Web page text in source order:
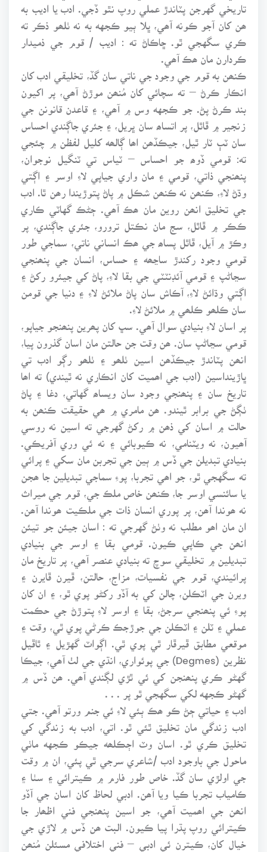
تاريخي گهرجن پٽاندڙ عملي روپ نٿو ڏجي. ادب يا اديب به
ھن کان آجو ڪونه آھي، ڀلا ٻيو ڪجهه به نه ٺلھو ذڪر ته
ڪري سگهجي ٿو. ڇاڪاڻ ته : اديب / قوم جي ذميدار
ڪردارن مان ھڪ آھي.
ڪنھن به قوم جي وجود جي ناتي سان گڏ، تخليقي ادب کان
انڪار ڪرڻ – ته سچائي کان مُنھن موڙڻ آھي، پر اکيون
بند ڪرڻ پڻ. جو ڪجهه وس ۾ آھي، ۽ قاعدن قانونن جي
زنجير ۾ ڦاٿل، پر اتساھ سان ڀريل، ۽ جئري جاڳندي احساس
سان ٽٻ ٽار ٿيل، جيڪڏھن اھا ڳالھه کليل لفظن ۾ چئجي
ته: قومي ڏوھ جو احساس – ٽياس تي ٽنگيل نوجوان،
پنھنجي ذاتي، قومي ۽ مان واري جياپي لاءِ اوسر ۽ اڳتي
وڌڻ لاءِ، ڪنھن نه ڪنھن شڪل ۾ پاڻ پتوڙيندا رھن ٿا. ادب
جي تخليق انھن روين مان ھڪ آھي. ڄڻڪ گهاٽي ڪاري
ڪڪر ۾ ڦاٿل، سج مان نڪتل ترورو، جئري جاڳندي، پر
وڪڙ ۾ آيل، ڦاٿل پساھ جي ھڪ انساني ناتي، سماجي طور
قومي وجود رکندڙ ساڃھه ۽ حساس، انسان جي پنھنجي
سڃاڻپ ۽ قومي آئڊنٽٽي جي بقا لاءِ، پاڻ کي جيئرو رکڻ ۽
اڳتي وڌائڻ لاءِ، آڪاش سان پاڻ ملائڻ لاءِ ۽ دنيا جي قومن
سان ڪلھو ڪلھي ۾ ملائڻ لاءِ.
پر اسان لاءِ بنيادي سوال آھي. سڀ کان پھرين پنھنجو جياپو،
قومي سڃاڻپ سان. ھن وقت جن حالتن مان اسان گذرون پيا،
انھن پٽاندڙ جيڪڏھن اسين ٺلھو ۽ ٺلھو رڳو ادب تي
ڀاڙينداسين (ادب جي اھميت کان انڪاري نه ٿيندي) ته اھا
تاريخ سان ۽ پنھنجي وجود سان ويساھ گهاتي، دغا ۽ پاڻ
ٺڳڻ جي برابر ٿيندو. ھن مامري ۾ ھي حقيقت ڪنھن به
حالت ۾ اسان کي ذھن ۾ رکڻ گهرجي ته اسين نه روسي
آھيون، نه ويٽنامي، نه ڪيوبائي ۽ نه ئي وري آفريڪي.
بنيادي تبديلن جي ڏس ۾ ٻين جي تجربن مان سکي ۽ پرائي
ته سگهجي ٿو، جو اھي تجربا، پوءِ سماجي تبديلين جا ھجن
يا سائنسي اوسر جا، ڪنھن خاص ملڪ جي، قوم جي ميراث
نه ھوندا آھن، پر پوري انسان ذات جي ملڪيت ھوندا آھن.
ان مان اھو مطلب نه وٺڻ گهرجي ته : اسان جيئن جو تيئن
انھن جي ڪاپي ڪيون. قومي بقا ۽ اوسر جي بنيادي
تبديلين ۾ تخليقي سوچ ته بنيادي عنصر آھي، پر تاريخ مان
پرائيندي، قوم جي نفسيات، مزاج، حالتن، ڦيرن ڦايرن ۽
ويرن جي اٽڪلن، چالن کي به آڏو رکڻو پوي ٿو، ۽ ان کان
پوءِ ئي پنھنجي سرجڻ، بقا ۽ اوسر لاءِ پتوڙڻ جي حڪمت
عملي ۽ ٽلن ۽ اٽڪلن جي جوڙجڪ ڪرڻي پوي ٿي، وقت ۽
موقعي مطابق ڦيرڦار ٿي پوي ٿي. اڳواٽ گهڙيل ۽ ٿاڦيل
نظرين (Degmes) جي پوئواري، انڌي جي لٺ آھي، جيڪا
گهڻو ڪري پنھنجن کي ئي ٿڙي لڳندي آھي. ھن ڏس ۾
گهڻو ڪجهه لکي سگهجي ٿو پر . . .
ادب ۽ حياتي ڄڻ ڪو ھڪ ٻئي لاءِ ئي جنم ورتو آھي. جتي
ادب زندگي مان تخليق ٿئي ٿو. اتي، ادب به زندگي کي
تخليق ڪري ٿو. اسان وٽ اڄڪلھه جيڪو ڪجهه ماٺي
ماحول جي باوجود ادب /شاعري سرجي ٿي پئي، ان ۾ وقت
جي اولڙي سان گڏ. خاص طور فارم ۾ ڪيترائي ۽ سٺا ۽
ڪامياب تجربا ڪيا ويا آھن. ادبي لحاظ کان اسان جي آڏو
انھن جي اھميت آھي، جو اسين پنھنجي فني اظھار جا
ڪيترائي روپ پڌرا پيا ڪيون. البت ھن ڏس ۾ لاڙي جي
خيال کان، ڪيترن ئي ادبي – فني اختلافي مسئلن مُنھن